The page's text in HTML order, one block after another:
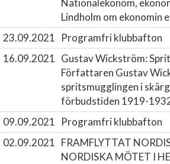
Nationalekonom,
Lindholm om ekonomin
23.09.2021
Programfri klubbafton
16.09.2021 Gustav Wickström:
Författaren Gustav
spritsmugglingen i
förbudstiden 1919-
09.09.2021
Programfri klubbafton
02.09.2021 FRAMFLYTTAT
NORDISKA MÖTET I